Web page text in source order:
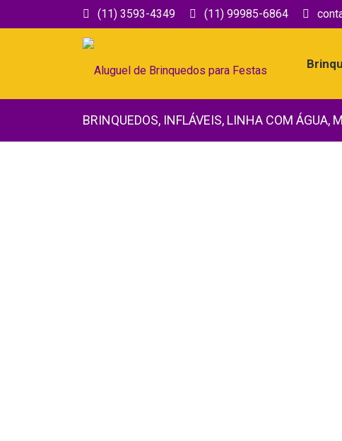
(11) 3593-4349 (11) 99985-6864
BRINQUEDOS, INFLÁVEIS, LINHA COM ÁGUA,